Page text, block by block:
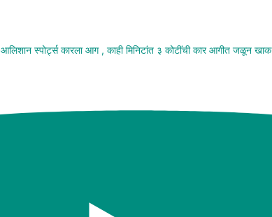
आलिशान स्पोर्ट्स कारला आग , काही मिनिटांत ३ कोटींची कार आगीत जळून खाक